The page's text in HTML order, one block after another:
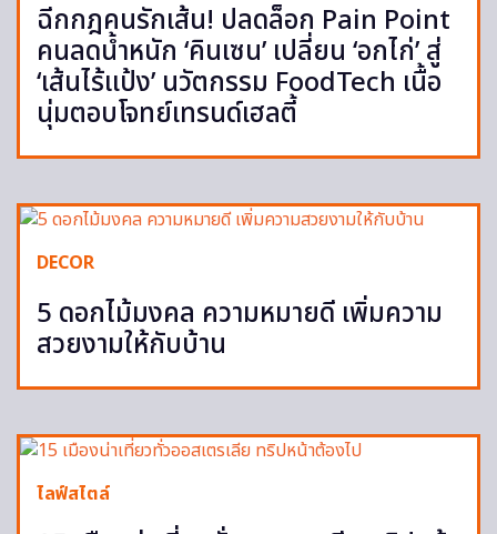
ฉีกกฎคนรักเส้น! ปลดล็อก Pain Point
คนลดน้ำหนัก ‘คินเซน’ เปลี่ยน ‘อกไก่’ สู่
‘เส้นไร้แป้ง’ นวัตกรรม FoodTech เนื้อ
นุ่มตอบโจทย์เทรนด์เฮลตี้
DECOR
5 ดอกไม้มงคล ความหมายดี เพิ่มความ
สวยงามให้กับบ้าน
ไลฟ์สไตล์